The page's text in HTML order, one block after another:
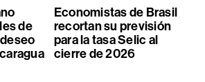
de
Economistas de Brasil
recortan su previsión
para la tasa Selic al
cierre de 2026